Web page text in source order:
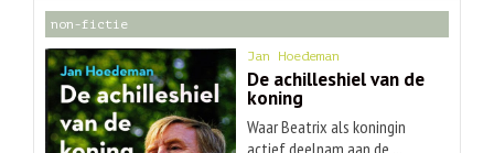
non-fictie
Jan Hoedeman
De achilleshiel van de
koning
Waar Beatrix als koningin
actief deelnam aan de ...